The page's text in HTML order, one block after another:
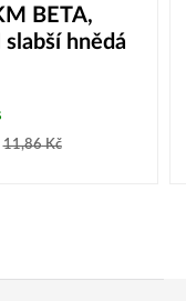
BETA,
hnědá
11,86Kč